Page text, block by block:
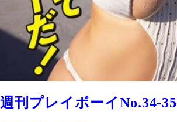
週刊プレイボーイNo.34-35